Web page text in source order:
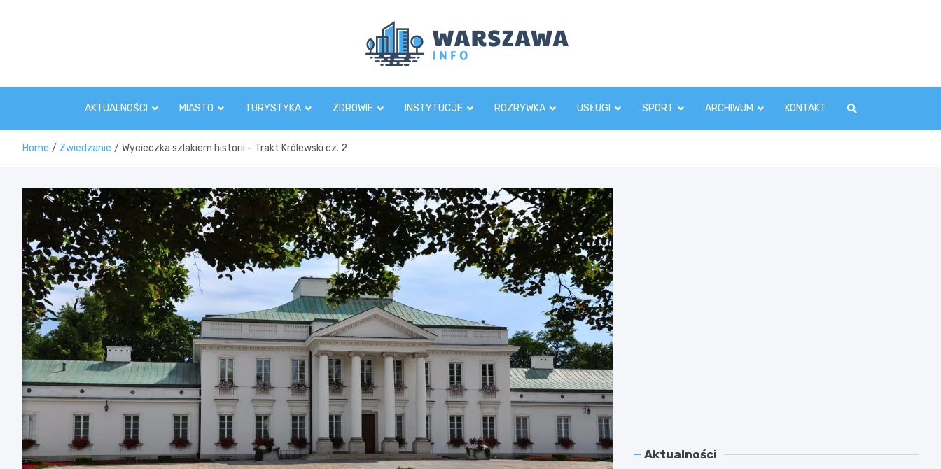
AKTUALNOŚCI MIASTO TURYSTYKA ZDROWIE INSTYTUCJE ROZRYWKA USŁUGI SPORT ARCHIWUM KONTAKT
Home Zwiedzanie Wycieczka szlakiem historii – Trakt Królewski cz. 2
Aktualności